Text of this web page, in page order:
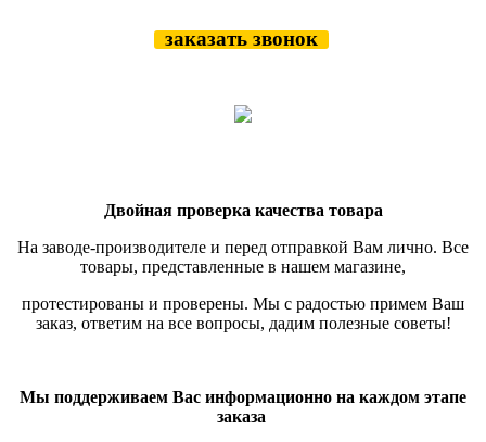
заказать звонок
Двойная проверка качества товара
На заводе-производителе и перед отправкой Вам лично. Все
товары, представленные в нашем магазине,
протестированы и проверены. Мы с радостью примем Ваш
заказ, ответим на все вопросы, дадим полезные советы!
Мы поддерживаем Вас информационно на каждом этапе
заказа